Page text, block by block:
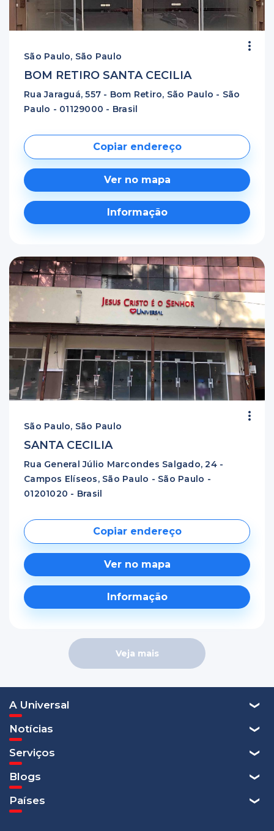
São Paulo, São Paulo
BOM RETIRO SANTA CECILIA
Rua Jaraguá, 557 - Bom Retiro, São Paulo - São
Paulo - 01129000 - Brasil
Copiar endereço
Ver no mapa
Informação
São Paulo, São Paulo
SANTA CECILIA
Rua General Júlio Marcondes Salgado, 24 -
Campos Elíseos, São Paulo - São Paulo -
01201020 - Brasil
Copiar endereço
Ver no mapa
Informação
Veja mais
A Universal
Notícias
Serviços
Blogs
Países